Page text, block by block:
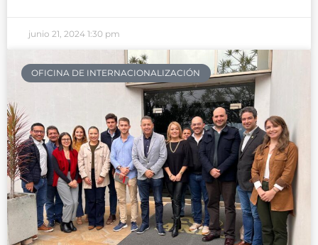
junio 21, 2024 1:30 pm
OFICINA DE INTERNACIONALIZACIÓN